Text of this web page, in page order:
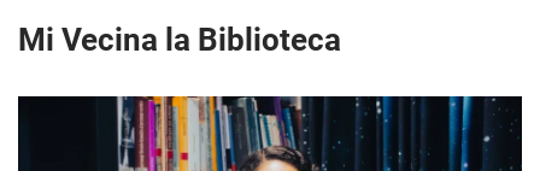
Mi Vecina la Biblioteca